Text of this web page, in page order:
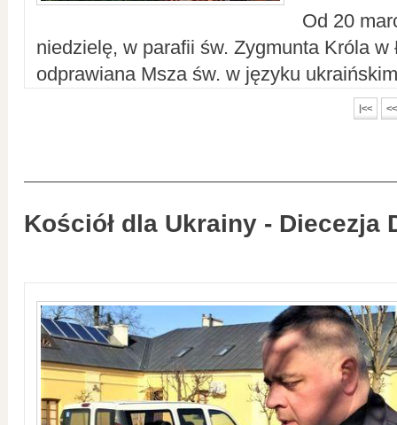
Od 20
niedzielę, w parafii św. Zygmunta Króla w
odprawiana Msza św. w języku
|<< <<
Kościół dla Ukrainy - Diecezja